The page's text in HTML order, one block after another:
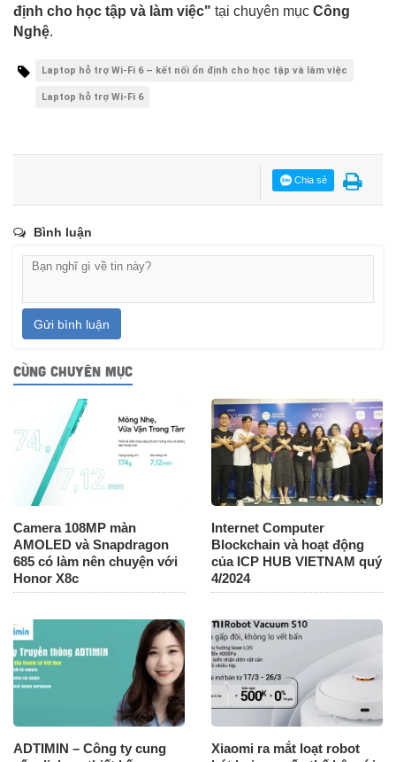
định cho học tập và làm việc" tại chuyên mục Công
Nghệ.
Laptop hỗ trợ Wi-Fi 6 – kết nối ổn định cho học tập và làm việc
Laptop hỗ trợ Wi-Fi 6
Chia sẻ
Bình luận
Gửi bình luận
CÙNG CHUYÊN MỤC
Camera 108MP màn
AMOLED và Snapdragon
685 có làm nên chuyện với
Honor X8c
Internet Computer
Blockchain và hoạt động
của ICP HUB VIETNAM quý
4/2024
ADTIMIN – Công ty cung
Xiaomi ra mắt loạt robot